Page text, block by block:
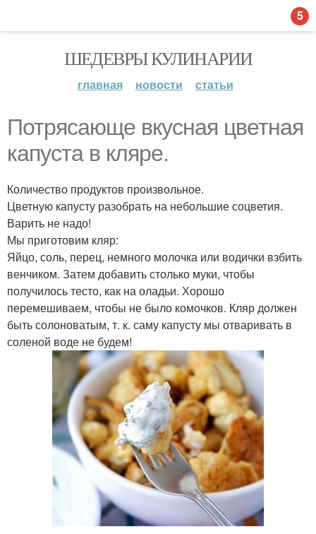
ШЕДЕВРЫ КУЛИНАРИИ
главная новости статьи
Потрясающе вкусная цветная
капуста в кляре.
Количество продуктов произвольное.
Цветную капусту разобрать на небольшие соцветия.
Варить не надо!
Мы приготовим кляр:
Яйцо, соль, перец, немного молочка или водички взбить
венчиком. Затем добавить столько муки, чтобы
получилось тесто, как на оладьи. Хорошо
перемешиваем, чтобы не было комочков. Кляр должен
быть солоноватым, т. к. саму капусту мы отваривать в
соленой воде не будем!
5